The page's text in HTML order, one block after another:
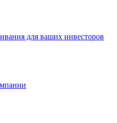
для ваших инвесторов